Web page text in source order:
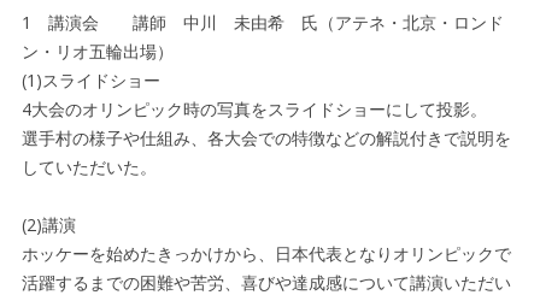
1 講演会 講師 中川 未由希 氏（アテネ・北京・ロンド
ン・リオ五輪出場）
(1)スライドショー
4大会のオリンピック時の写真をスライドショーにして投影。
選手村の様子や仕組み、各大会での特徴などの解説付きで説明を
していただいた。
(2)講演
ホッケーを始めたきっかけから、日本代表となりオリンピックで
活躍するまでの困難や苦労、喜びや達成感について講演いただい